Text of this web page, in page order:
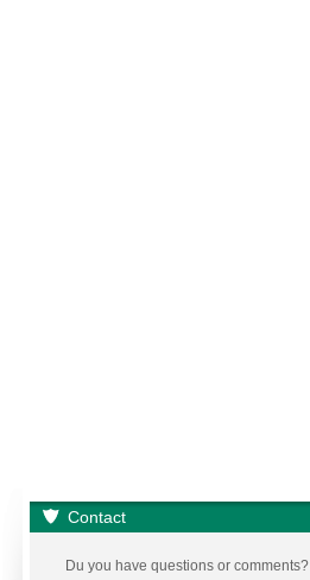
Contact
Du you have questions or comments?